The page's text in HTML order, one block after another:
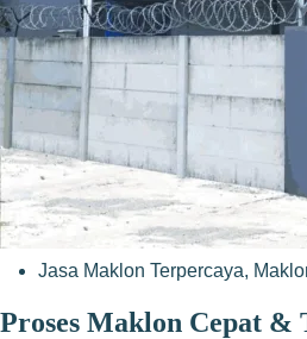
Jasa Maklon Terpercaya,
Proses Maklon Cepat &